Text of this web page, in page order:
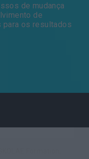
de mudança
de
para os resultados